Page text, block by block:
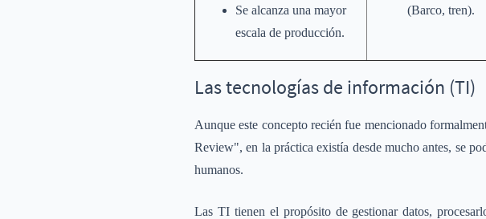
Se alcanza una mayor
escala de producción.
(Barco, tren).
Las tecnologías de información (TI)
Aunque este concepto recién fue mencionado
Review", en la práctica existía desde mucho antes, se
humanos.
Las TI tienen el propósito de gestionar datos,